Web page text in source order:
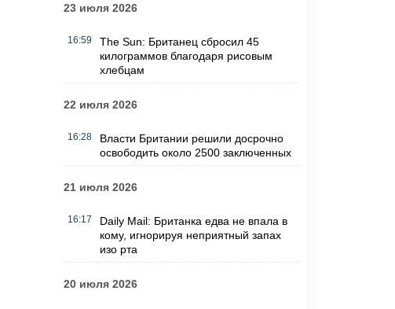
23 июля 2026
16:59
The Sun: Британец сбросил 45
килограммов благодаря рисовым
хлебцам
22 июля 2026
16:28
Власти Британии решили досрочно
освободить около 2500 заключенных
21 июля 2026
16:17
Daily Mail: Британка едва не впала в
кому, игнорируя неприятный запах
изо рта
20 июля 2026